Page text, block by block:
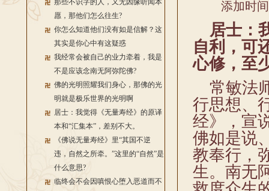
那些不识字的人，又无因缘听闻本
愿，那他们怎么往生?
你怎么知道他们没有如是信解？这
其实是你心中有这疑惑
我经常会被自己的业力牵着，我是
不是应该念南无阿弥陀佛?
佛的光明照耀我们身心，那佛的光
明就是极乐世界的光明啊
居士：我觉得《无量寿经》的原译
本和“汇集本”，差别不大。
《佛说无量寿经》里“其国不逆
违，自然之所牵。”这里的“自然”是
什么意思?
临终会不会因嗔恨心堕入恶道而不
添加时
居士：
自利，可
心修，至
常敏法
行思想、
经》，宣
佛如是说
教奉行，
生。南无